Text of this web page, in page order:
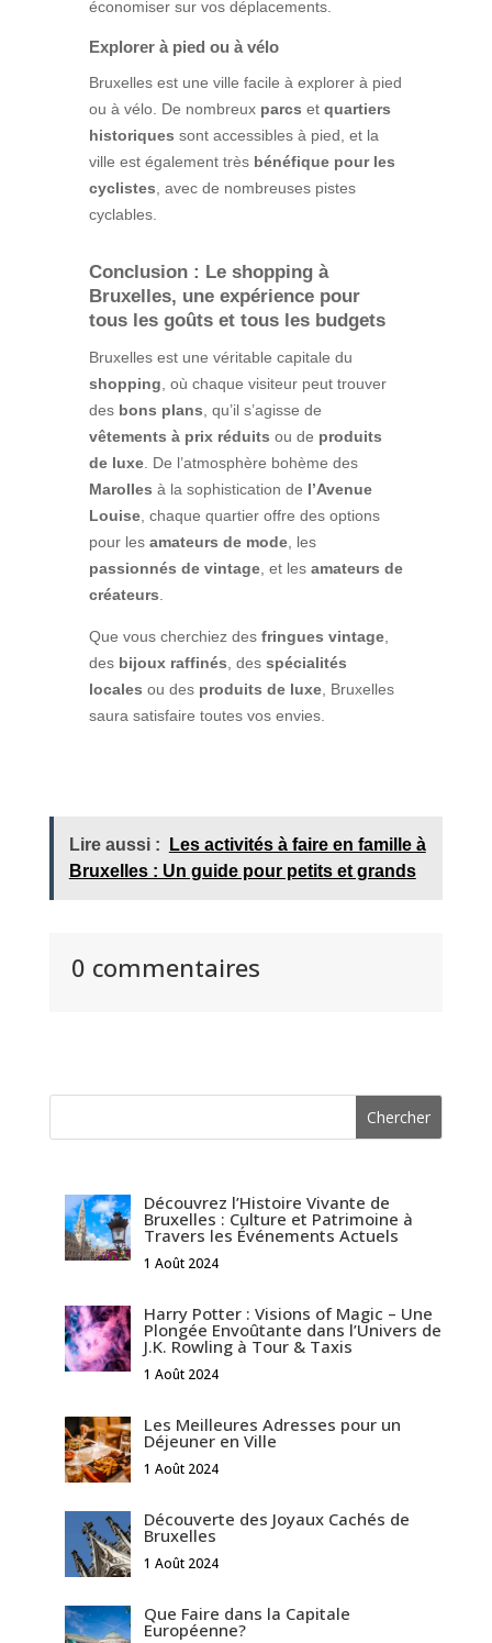
économiser sur vos déplacements.
Explorer à pied ou à vélo
Bruxelles est une ville facile à explorer à pied
ou à vélo. De nombreux parcs et quartiers
historiques sont accessibles à pied, et la
ville est également très bénéfique pour les
cyclistes , avec de nombreuses pistes
cyclables.
Conclusion : Le shopping à
Bruxelles, une expérience pour
tous les goûts et tous les budgets
Bruxelles est une véritable capitale du
shopping , où chaque visiteur peut trouver
des bons plans , qu’il s’agisse de
vêtements à prix réduits ou de produits
de luxe. De l’atmosphère bohème des
Marolles à la sophistication de l’Avenue
Louise, chaque quartier offre des options
pour les amateurs de mode, les
passionnés de vintage, et les amateurs de
créateurs
Que vous cherchiez des fringues vintage,
des bijoux raffinés , des spécialités
locales ou des produits de luxe, Bruxelles
saura satisfaire toutes vos envies.
Lire aussi :
Les activités à faire en famille à
Bruxelles : Un guide pour petits et grands
0 commentaires
Découvrez l’Histoire Vivante de
Bruxelles : Culture et Patrimoine à
Travers les Événements Actuels
1 Août 2024
Harry Potter : Visions of Magic – Une
Plongée Envoûtante dans l’Univers de
J.K. Rowling à Tour & Taxis
1 Août 2024
Les Meilleures Adresses pour un
Déjeuner en Ville
1 Août 2024
Découverte des Joyaux Cachés de
Bruxelles
1 Août 2024
Que Faire dans la Capitale
Européenne?